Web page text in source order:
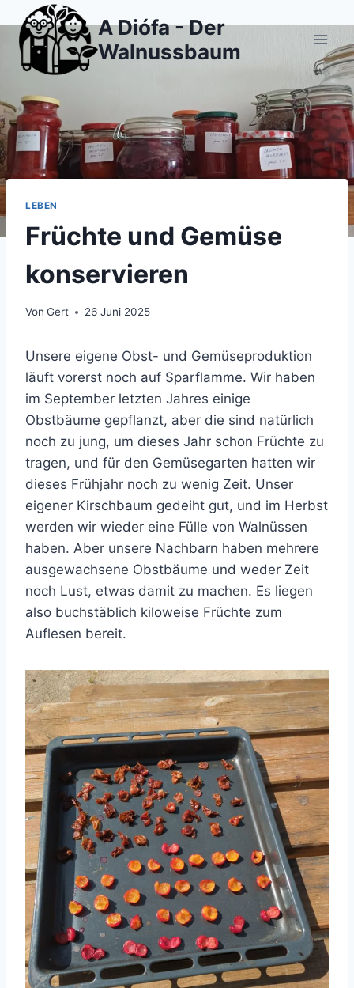
Inhalt
springen
A Diófa - Der
Walnussbaum
LEBEN
Früchte und Gemüse
konservieren
Von Gert 26 Juni 2025
Unsere eigene Obst- und Gemüseproduktion
läuft vorerst noch auf Sparflamme. Wir haben
im September letzten Jahres einige
Obstbäume gepflanzt, aber die sind natürlich
noch zu jung, um dieses Jahr schon Früchte zu
tragen, und für den Gemüsegarten hatten wir
dieses Frühjahr noch zu wenig Zeit. Unser
eigener Kirschbaum gedeiht gut, und im Herbst
werden wir wieder eine Fülle von Walnüssen
haben. Aber unsere Nachbarn haben mehrere
ausgewachsene Obstbäume und weder Zeit
noch Lust, etwas damit zu machen. Es liegen
also buchstäblich kiloweise Früchte zum
Auflesen bereit.